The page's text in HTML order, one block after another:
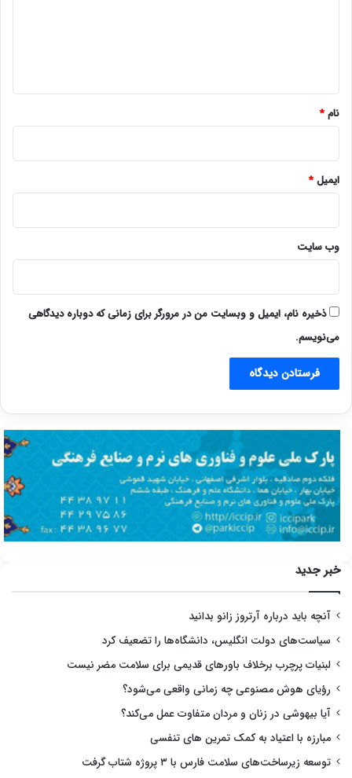
نام*
ایمیل*
وب‌ سایت
ذخیره نام، ایمیل و وبسایت من در مرورگر برای زمانی که دوباره دیدگاهی
می‌نویسم.
خبر جدید
آنچه باید درباره آرتروز زانو بدانید
سیاست‌های دولت انگلیس، دانشگاه‌ها را تضعیف کرد
لبنیات پرچرب برخلاف باورهای قدیمی برای سلامت مضر نیست
رؤیای هوش مصنوعی چه زمانی واقعی می‌شود؟
آیا بیهوشی در زنان و مردان متفاوت عمل می‌کند؟
مبارزه با اعتیاد به کمک تمرین های تنفسی
توسعه زیرساخت‌های سلامت فارس با ۳ پروژه شتاب گرفت